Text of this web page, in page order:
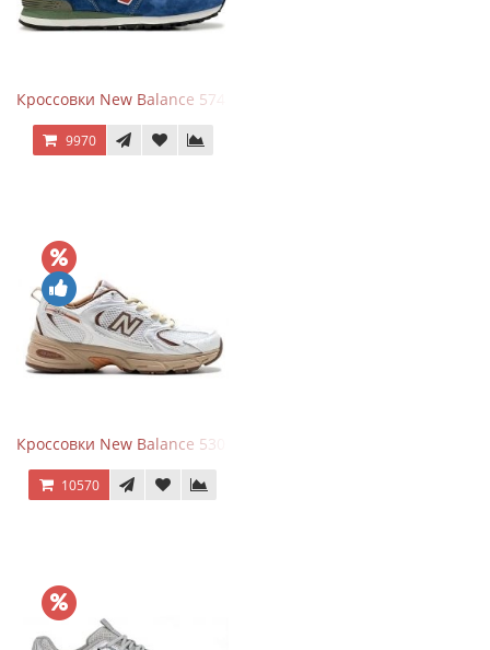
Кроссовки New Balance 574 Blue Black Red синий с красным
9970
Кроссовки New Balance 530 x Niko and... Off White
10570